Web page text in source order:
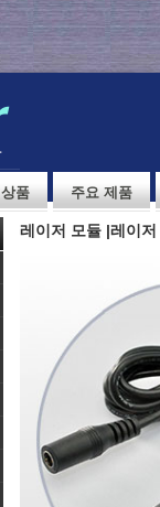
품 주요 제품
레이저 모듈 |레이